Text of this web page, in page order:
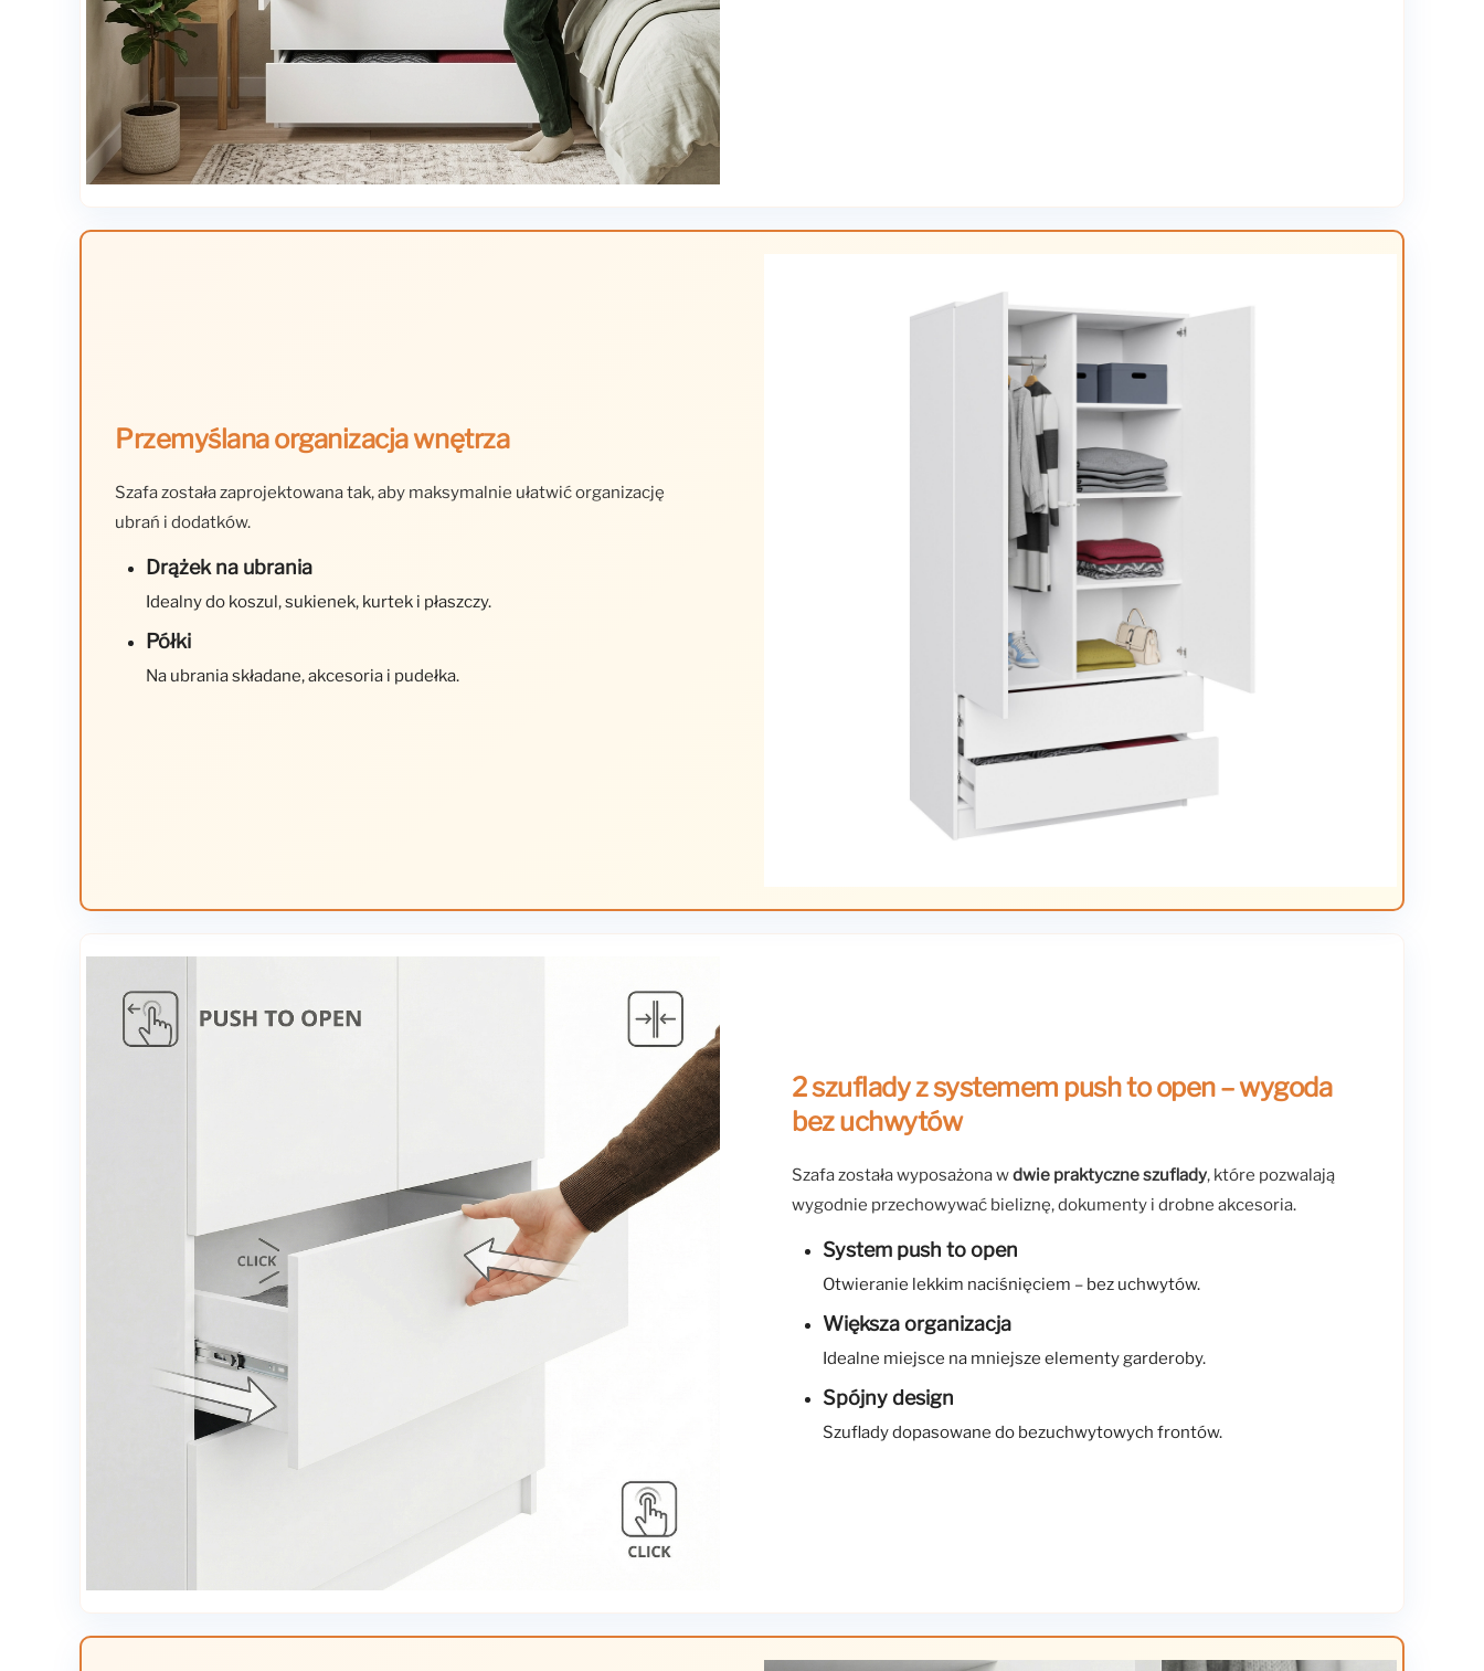
Przemyślana organizacja wnętrza
Szafa została zaprojektowana tak, aby maksymalnie ułatwić organizację
ubrań i dodatków.
Drążek na ubrania
Idealny do koszul, sukienek, kurtek i płaszczy.
Półki
Na ubrania składane, akcesoria i pudełka.
2 szuflady z systemem push to open – wygoda
bez uchwytów
Szafa została wyposażona wdwie praktyczne szuflady, które pozwalają
wygodnie przechowywać bieliznę, dokumenty i drobne akcesoria.
System push to open
Otwieranie lekkim naciśnięciem – bez uchwytów.
Większa organizacja
Idealne miejsce na mniejsze elementy garderoby.
Spójny design
Szuflady dopasowane do bezuchwytowych frontów.